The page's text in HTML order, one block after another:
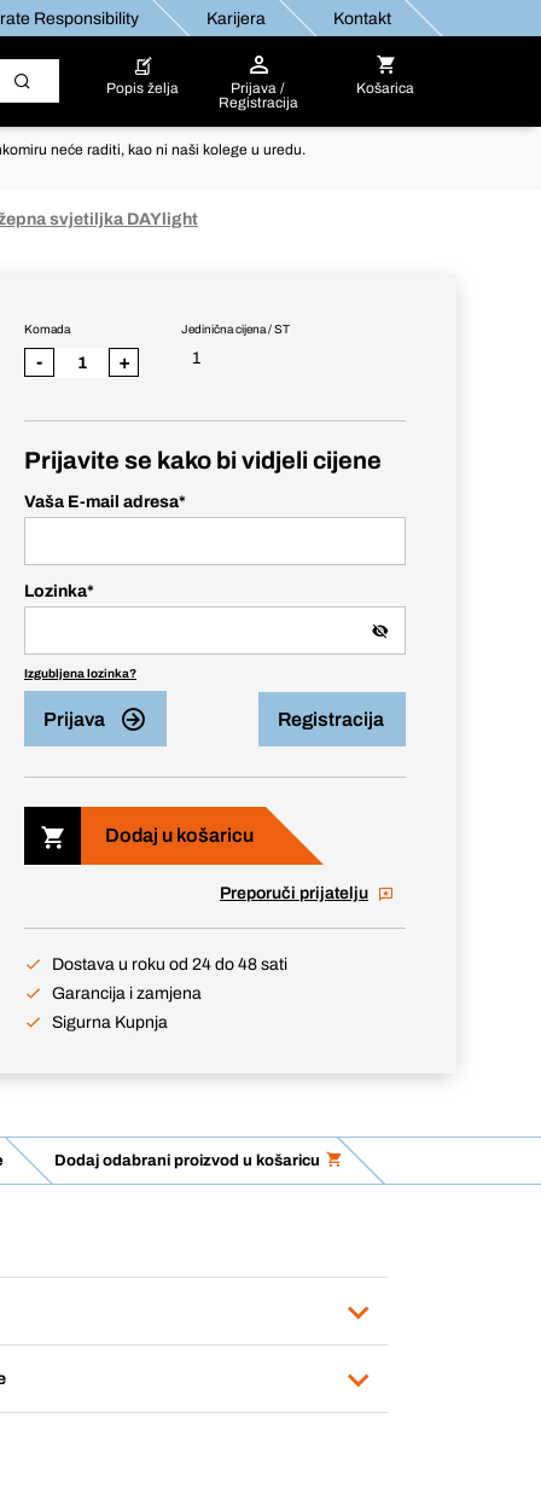
Responsibility Karijera Kontakt
Popis želja
Prijava /
Registracija
Košarica
neće raditi, kao ni naši kolege u uredu.
svjetiljka DAYlight
Jedinična cijena / ST
1
Komada
- +
Prijavite se kako bi vidjeli cijene
Vaša E-mail adresa*
Lozinka*
Izgubljena lozinka?
Prijava Registracija
Dodaj u košaricu
Preporuči prijatelju
Dostava u roku od 24 do 48 sati
Garancija i zamjena
Sigurna Kupnja
Dodaj odabrani proizvod u košaricu